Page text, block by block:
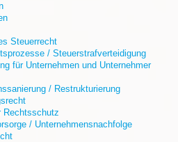
Steuerrecht
/ Steuerstrafverteidigung
für Unternehmen und Unternehmer
/ Restrukturierung
Rechtsschutz
/ Unternehmensnachfolge